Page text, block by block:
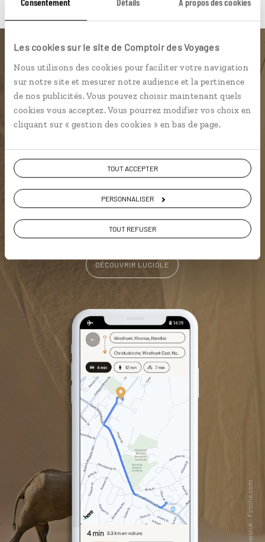
Les cookies sur le site de Comptoir des Voyages
Nous utilisons des cookies pour faciliter votre navigation
sur notre site et mesurer notre audience et la pertinence
de nos publicités. Vous pouvez choisir maintenant quels
cookies vous acceptez. Vous pourrez modifier vos choix en
cliquant sur « gestion des cookies » en bas de page.
TOUT ACCEPTER
PERSONNALISER
TOUT REFUSER
Luciole,
l'appli qui vous guide en Namibie
L’itinéraire vers votreskybeden 1
clic
Notre sélection de bonnes adresses
Les plus beaux parcs animaliers
L’album souvenirs à composer
vous-même
DÉCOUVRIR LUCIOLE